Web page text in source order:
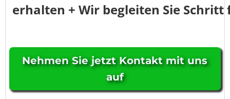
erhalten + Wir begleiten Sie
Nehmen Sie jetzt Kontakt mit uns
auf